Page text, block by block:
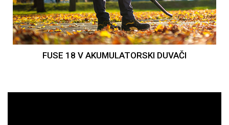
FUSE 18 V AKUMULATORSKI DUVAČI